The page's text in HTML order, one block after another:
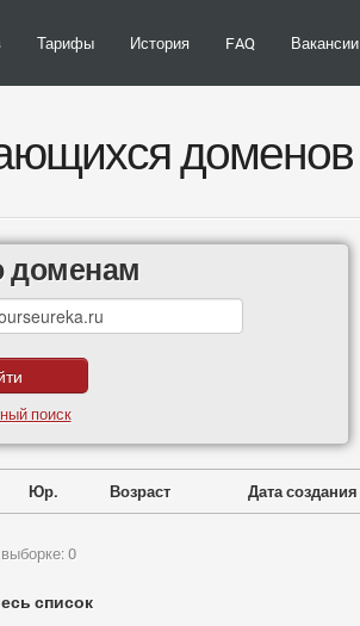
Тарифы История FAQ Вакансии
доменов
доменам
поиск
Юр. Возраст Дата создания
0
список